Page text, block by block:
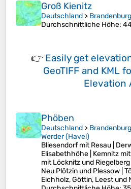
Groß Kienitz
Deutschland > Brandenburg
Durchschnittliche Höhe:
👉 Easily get
GeoTIFF and KML
Elevation
Phöben
Deutschland > Brandenburg
Werder (Havel)
Bliesendorf mit Resau |
Elisabethhöhe | Kemnitz
mit Löcknitz und
Neu Plötzin und Plessow |
Eichholz, Göttin, Leest und